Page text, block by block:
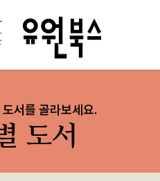
서를 골라보세요.
도서